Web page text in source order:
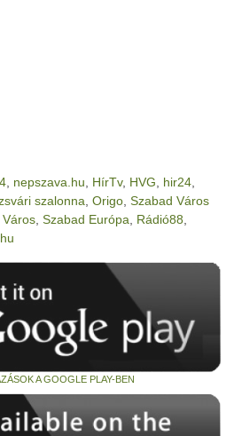
nepszava.hu HírTv, HVG hir24
szalonna Origo Szabad Város
Szabad Európa Rádió88
A GOOGLE PLAY-BEN